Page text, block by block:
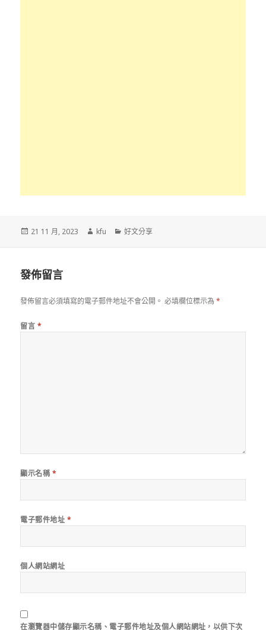
發
21 11 月, 2023
作
kfu
分
好文分享
發佈留言
發佈留言必須填寫的電子郵件地址不會公開。 必填欄位標示為*
留言 *
顯示名稱 *
電子郵件地址 *
個人網站網址
在瀏覽器中儲存顯示名稱、電子郵件地址及個人網站網址，以供下次